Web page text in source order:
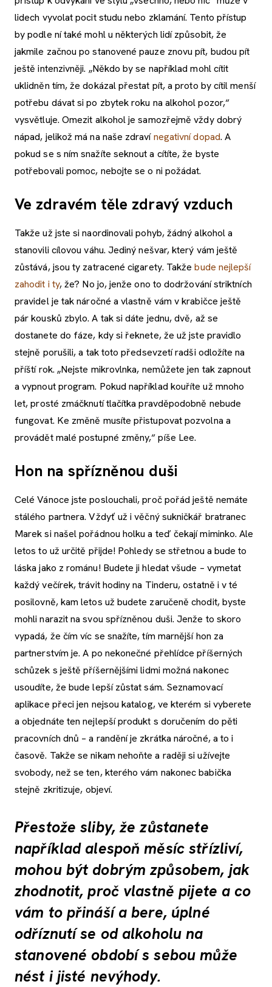
lidech vyvolat pocit studu nebo zklamání. Tento přístup
by podle ní také mohl u některých lidí způsobit, že
jakmile začnou po stanovené pauze znovu pít, budou pít
ještě intenzivněji. „Někdo by se například mohl cítit
uklidněn tím, že dokázal přestat pít, a proto by cítil menší
potřebu dávat si po zbytek roku na alkohol pozor,“
vysvětluje. Omezit alkohol je samozřejmě vždy dobrý
nápad, jelikož má na naše zdravínegativnídopad. A
pokud se s ním snažíte seknout a cítíte, že byste
potřebovali pomoc, nebojte se o ni požádat.
Ve zdravém těle zdravý vzduch
Takže už jste si naordinovali pohyb, žádný alkohol a
stanovili cílovou váhu. Jediný nešvar, který vám ještě
zůstává, jsou ty zatracené cigarety. Takžebude nejlepší
zahodit i ty, že? No jo, jenže ono to dodržování striktních
pravidel je tak náročné a vlastně vám v krabičce ještě
pár kousků zbylo. A tak si dáte jednu, dvě, až se
dostanete do fáze, kdy si řeknete, že už jste pravidlo
stejně porušili, a tak toto předsevzetí radši odložíte na
příští rok. „Nejste mikrovlnka, nemůžete jen tak zapnout
a vypnout program. Pokud například kouříte už mnoho
let, prosté zmáčknutí tlačítka pravděpodobně nebude
fungovat. Ke změně musíte přistupovat pozvolna a
provádět malé postupné změny,“ píše Lee.
Hon na spřízněnou duši
Celé Vánoce jste poslouchali, proč pořád ještě nemáte
stálého partnera. Vždyť už i věčný sukničkář bratranec
Marek si našel pořádnou holku a teď čekají miminko. Ale
letos to už určitě přijde! Pohledy se střetnou a bude to
láska jako z románu! Budete ji hledat všude – vymetat
každý večírek, trávit hodiny na Tinderu, ostatně i v té
posilovně, kam letos už budete zaručeně chodit, byste
mohli narazit na svou spřízněnou duši. Jenže to skoro
vypadá, že čím víc se snažíte, tím marnější hon za
partnerstvím je. A po nekonečné přehlídce příšerných
schůzek s ještě příšernějšími lidmi možná nakonec
usoudíte, že bude lepší zůstat sám. Seznamovací
aplikace přeci jen nejsou katalog, ve kterém si vyberete
a objednáte ten nejlepší produkt s doručením do pěti
pracovních dnů – a randění je zkrátka náročné, a to i
časově. Takže se nikam nehoňte a raději si užívejte
svobody, než se ten, kterého vám nakonec babička
stejně zkritizuje, objeví.
Přestože sliby, že zůstanete
například alespoň měsíc střízliví,
mohou být dobrým způsobem, jak
zhodnotit, proč vlastně pijete a co
vám to přináší a bere, úplné
odříznutí se od alkoholu na
stanovené období s sebou může
nést i jisté nevýhody.